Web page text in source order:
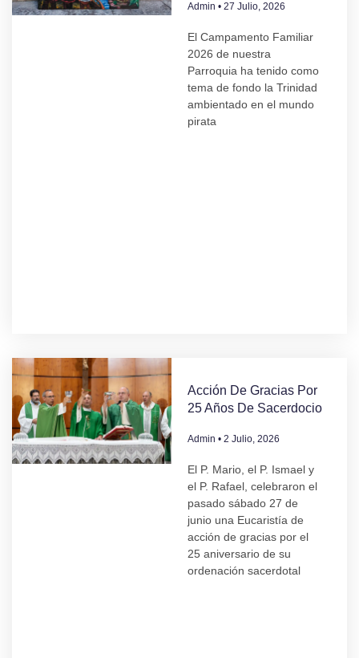
Admin 27 Julio, 2026
El Campamento Familiar
2026 de nuestra
Parroquia ha tenido como
tema de fondo la Trinidad
ambientado en el mundo
pirata
Acción De Gracias Por
25 Años De Sacerdocio
Admin 2 Julio, 2026
El P. Mario, el P. Ismael y
el P. Rafael, celebraron el
pasado sábado 27 de
junio una Eucaristía de
acción de gracias por el
25 aniversario de su
ordenación sacerdotal